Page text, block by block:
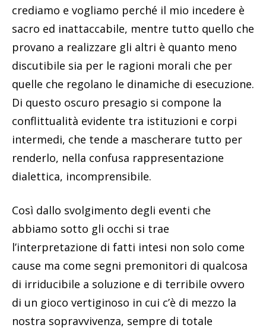
crediamo e vogliamo perché il mio incedere è
sacro ed inattaccabile, mentre tutto quello che
provano a realizzare gli altri è quanto meno
discutibile sia per le ragioni morali che per
quelle che regolano le dinamiche di esecuzione.
Di questo oscuro presagio si compone la
conflittualità evidente tra istituzioni e corpi
intermedi, che tende a mascherare tutto per
renderlo, nella confusa rappresentazione
dialettica, incomprensibile.
Così dallo svolgimento degli eventi che
abbiamo sotto gli occhi si trae
l’interpretazione di fatti intesi non solo come
cause ma come segni premonitori di qualcosa
di irriducibile a soluzione e di terribile ovvero
di un gioco vertiginoso in cui c’è di mezzo la
nostra sopravvivenza, sempre di totale